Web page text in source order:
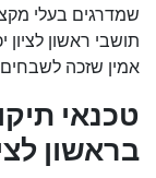
שמדרגים בעלי
תושבי ראשון לציון
אמין שזכה
טכנאי
בראשון